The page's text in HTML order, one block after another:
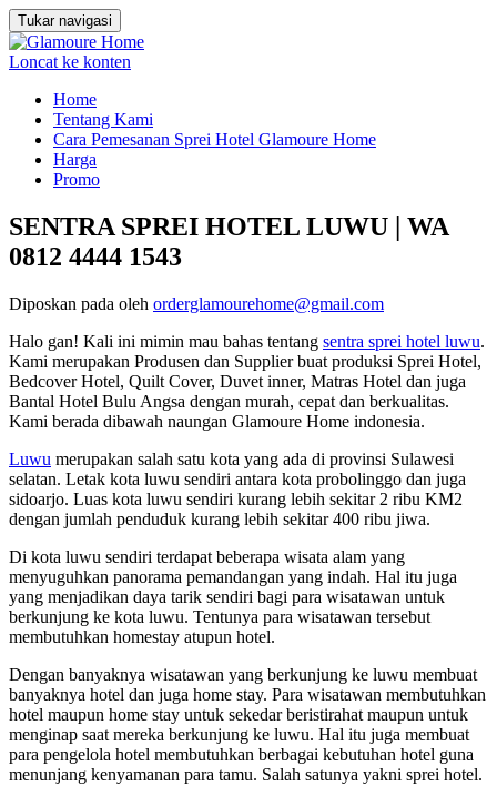
Tukar navigasi
Loncat ke konten
Home
Tentang Kami
Cara Pemesanan Sprei Hotel Glamoure Home
Harga
Promo
SENTRA SPREI HOTEL LUWU | WA
0812 4444 1543
Diposkan pada oleh orderglamourehome@gmail.com
Halo gan! Kali ini mimin mau bahas tentang sentra sprei hotel luwu.
Kami merupakan Produsen dan Supplier buat produksi Sprei Hotel,
Bedcover Hotel, Quilt Cover, Duvet inner, Matras Hotel dan juga
Bantal Hotel Bulu Angsa dengan murah, cepat dan berkualitas.
Kami berada dibawah naungan Glamoure Home indonesia.
Luwu merupakan salah satu kota yang ada di provinsi Sulawesi
selatan. Letak kota luwu sendiri antara kota probolinggo dan juga
sidoarjo. Luas kota luwu sendiri kurang lebih sekitar 2 ribu KM2
dengan jumlah penduduk kurang lebih sekitar 400 ribu jiwa.
Di kota luwu sendiri terdapat beberapa wisata alam yang
menyuguhkan panorama pemandangan yang indah. Hal itu juga
yang menjadikan daya tarik sendiri bagi para wisatawan untuk
berkunjung ke kota luwu. Tentunya para wisatawan tersebut
membutuhkan homestay atupun hotel.
Dengan banyaknya wisatawan yang berkunjung ke luwu membuat
banyaknya hotel dan juga home stay. Para wisatawan membutuhkan
hotel maupun home stay untuk sekedar beristirahat maupun untuk
menginap saat mereka berkunjung ke luwu. Hal itu juga membuat
para pengelola hotel membutuhkan berbagai kebutuhan hotel guna
menunjang kenyamanan para tamu. Salah satunya yakni sprei hotel.